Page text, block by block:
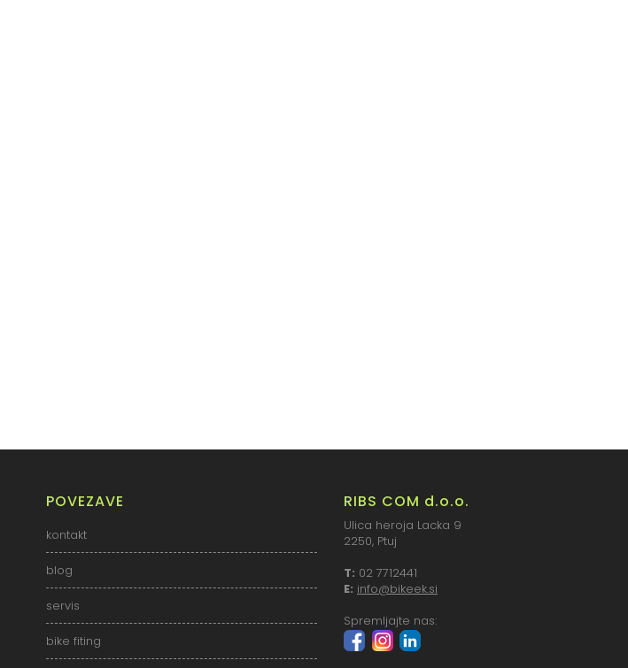
POVEZAVE
kontakt
blog
servis
bike fiting
RIBS COM d.o.o.
Ulica heroja Lacka 9
2250, Ptuj
T: 02 7712441
E: info@bikeek.si
Spremljajte nas: